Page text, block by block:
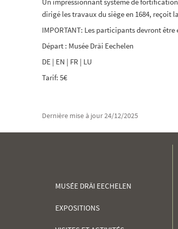
dirigé les travaux du siège en 1684, reçoit
IMPORTANT: Les participants devront
Départ : Musée Dräi Eechelen
DE | EN | FR | LU
Tarif: 5€
Dernière mise à jour24/12/2025
MENU
NAVIGATION
MUSÉE DRÄI EECHELEN
EXPOSITIONS